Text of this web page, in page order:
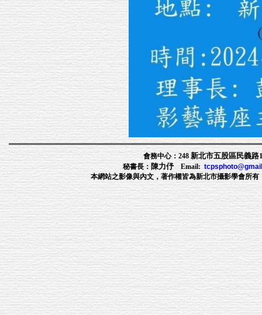
會務中心：248 新北市五股區民義路
秘書長： 陳力伃 Email:
本網站之影像與內文，著作權皆為新北市攝影學會所